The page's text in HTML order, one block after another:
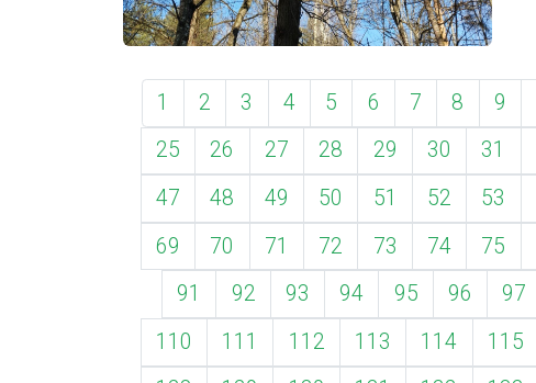
1 2 3 4 5 6 7 8 9
25
26 27 28 29 30 31
47
48 49 50 51 52 53
69
70 71 72 73 74 75
91
92 93 94 95 96 97
110
111 112 113 114 115